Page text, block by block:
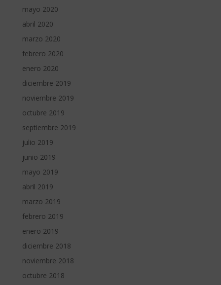
mayo 2020
abril 2020
marzo 2020
febrero 2020
enero 2020
diciembre 2019
noviembre 2019
octubre 2019
septiembre 2019
julio 2019
junio 2019
mayo 2019
abril 2019
marzo 2019
febrero 2019
enero 2019
diciembre 2018
noviembre 2018
octubre 2018